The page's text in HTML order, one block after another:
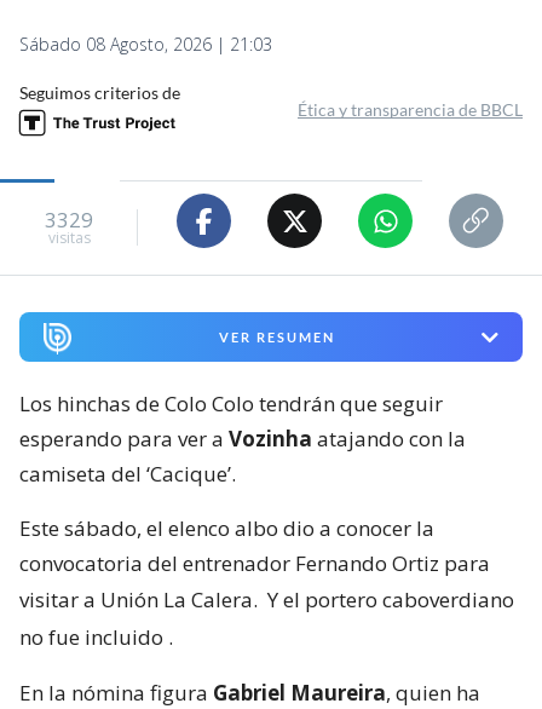
Sábado 08 Agosto, 2026 | 21:03
Seguimos criterios de
Ética y transparencia de BBCL
3329
visitas
VER RESUMEN
Los hinchas de Colo Colo tendrán que seguir
esperando para ver a Vozinha atajando con la
camiseta del ‘Cacique’.
Este sábado, el elenco albo dio a conocer la
convocatoria del entrenador Fernando Ortiz para
visitar a Unión La Calera. Y el portero caboverdiano
no fue incluido .
En la nómina figura Gabriel Maureira, quien ha